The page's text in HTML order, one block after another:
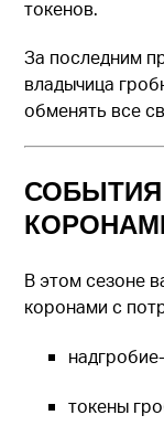
токенов.
За последним
владычица
обменять все
В этом сезоне
коронами с
токены